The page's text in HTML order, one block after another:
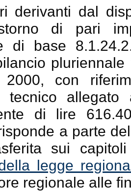
derivanti dal
di pari
di base
2000, con
tecnico
di lire
a parte
sui
legge
regionale alle